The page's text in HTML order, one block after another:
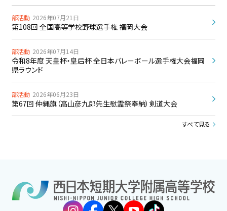
部活動 2026年07月21日
第108回 全国高等学校野球選手権 福岡大会
部活動 2026年07月14日
令和8年度 天皇杯・皇后杯 全日本バレーボール選手権大会福岡
県ラウンド
部活動 2026年06月23日
第67回 仲縄旗（高山彦九郎先生慰霊祭奉納）剣道大会
すべて見る